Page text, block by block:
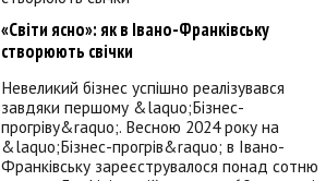
«Світи ясно»: як в Івано-Франківську
створюють свічки
Невеликий бізнес успішно реалізувався
завдяки першому &laquo;Бізнес-
прогріву&raquo;. Весною 2024 року на
&laquo;Бізнес-прогрів&raquo; в Івано-
Франківську зареєструвалося понад сотню